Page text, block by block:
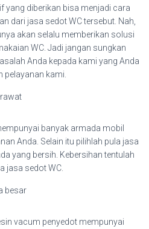
yang diberikan bisa menjadi cara
dari jasa sedot WC tersebut. Nah,
akan selalu memberikan solusi
WC. Jadi jangan sungkan
Anda kepada kami yang Anda
pelayanan kami.
banyak armada mobil
Anda. Selain itu pilihlah pula jasa
yang bersih. Kebersihan tentulah
jasa sedot WC.
besar
vacum penyedot mempunyai